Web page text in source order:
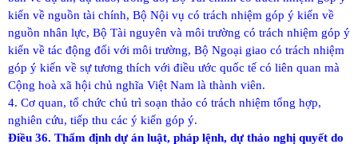
kiến về nguồn tài chính, Bộ Nội vụ có trách nhiệm góp ý kiến về
nguồn nhân lực, Bộ Tài nguyên và môi trường có trách nhiệm góp ý
kiến về tác động đối với môi trường, Bộ Ngoại giao có trách nhiệm
góp ý kiến về sự tương thích với điều ước quốc tế có liên quan mà
Cộng hoà xã hội chủ nghĩa Việt Nam là thành viên.
4. Cơ quan, tổ chức chủ trì soạn thảo có trách nhiệm tổng hợp,
nghiên cứu, tiếp thu các ý kiến góp ý.
Điều 36. Thẩm định dự án luật, pháp lệnh, dự thảo nghị quyết do